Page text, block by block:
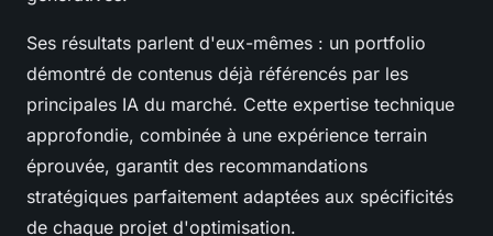
Ses résultats parlent d'eux-mêmes : un portfolio
démontré de contenus déjà référencés par les
principales IA du marché. Cette expertise technique
approfondie, combinée à une expérience terrain
éprouvée, garantit des recommandations
stratégiques parfaitement adaptées aux spécificités
de chaque projet d'optimisation.